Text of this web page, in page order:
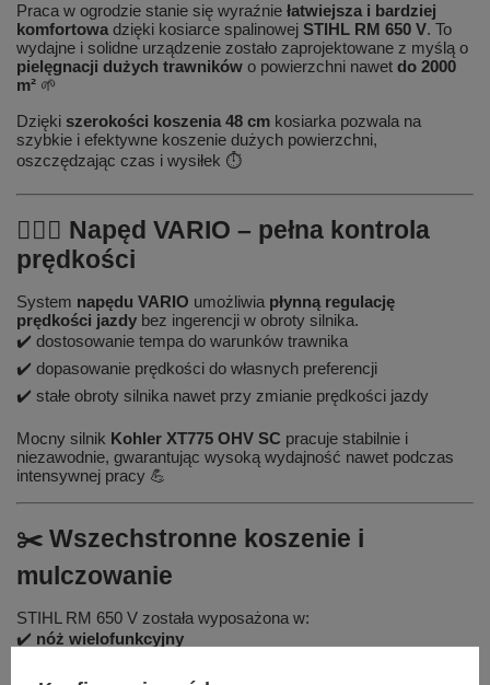
Praca w ogrodzie stanie się wyraźnie łatwiejsza i bardziej
komfortowa dzięki kosiarce spalinowej STIHL RM 650 V. To
wydajne i solidne urządzenie zostało zaprojektowane z myślą o
pielęgnacji dużych trawników o powierzchni nawet do 2000
m² 🌱
Dzięki szerokości koszenia 48 cm kosiarka pozwala na
szybkie i efektywne koszenie dużych powierzchni,
oszczędzając czas i wysiłek ⏱️
🚶‍♂️⚙️ Napęd VARIO – pełna kontrola
prędkości
System napędu VARIO umożliwia płynną regulację
prędkości jazdy bez ingerencji w obroty silnika.
✔️ dostosowanie tempa do warunków trawnika
✔️ dopasowanie prędkości do własnych preferencji
✔️ stałe obroty silnika nawet przy zmianie prędkości jazdy
Mocny silnik Kohler XT775 OHV SC pracuje stabilnie i
niezawodnie, gwarantując wysoką wydajność nawet podczas
intensywnej pracy 💪
✂️ Wszechstronne koszenie i
mulczowanie
STIHL RM 650 V została wyposażona w:
✔️ nóż wielofunkcyjny